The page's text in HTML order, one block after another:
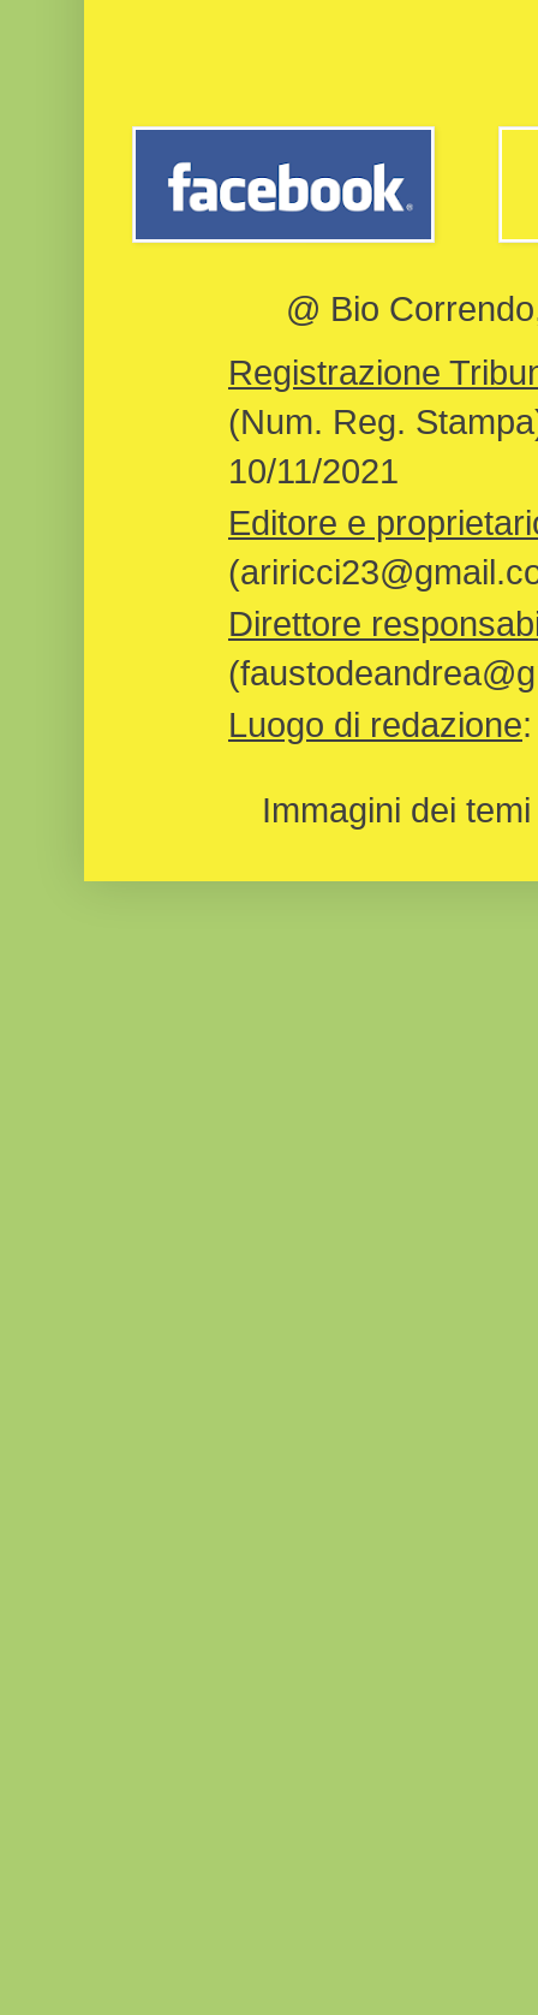
@ Bio
Registrazione
(Num. Reg.
10/11/2021
Editore e
Direttore
Luogo di redazione
Immagini dei